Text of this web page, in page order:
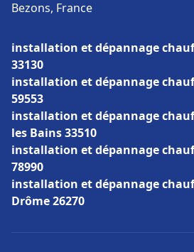
Bezons, France
installation et dépannage
33130
installation et dépannage
59553
installation et dépannage
les Bains 33510
installation et dépannage
78990
installation et dépannage
Drôme 26270